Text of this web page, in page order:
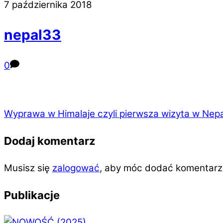
7 października 2018
nepal33
0
Wyprawa w Himalaje czyli pierwsza wizyta w
Dodaj komentarz
Musisz się zalogować, aby móc dodać
Publikacje